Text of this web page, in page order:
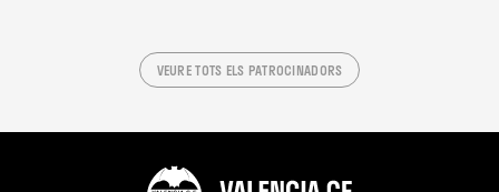
VEURE TOTS ELS PATROCINADORS